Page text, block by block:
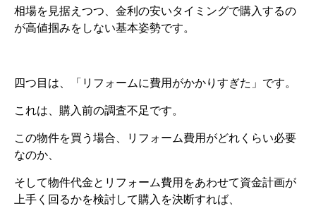
相場を見据えつつ、金利の安いタイミングで購入するの
が高値掴みをしない基本姿勢です。
四つ目は、「リフォームに費用がかかりすぎた」です。
これは、購入前の調査不足です。
この物件を買う場合、リフォーム費用がどれくらい必要
なのか、
そして物件代金とリフォーム費用をあわせて資金計画が
上手く回るかを検討して購入を決断すれば、